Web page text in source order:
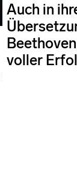
Auch in
voller